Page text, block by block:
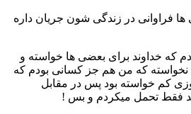
فراوانی در زندگی شون جریان داره
که خداوند برای بعضی ها خواسته و
نخواسته که من هم جز کسانی بودم که
کم خواسته بود پس در مقابل
فقط تحمل میکردم و بس !